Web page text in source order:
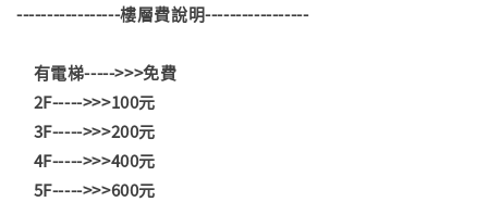
-----------------樓層費說明-----------------
有電梯----->>>免費
2F----->>>100元
3F----->>>200元
4F----->>>400元
5F----->>>600元